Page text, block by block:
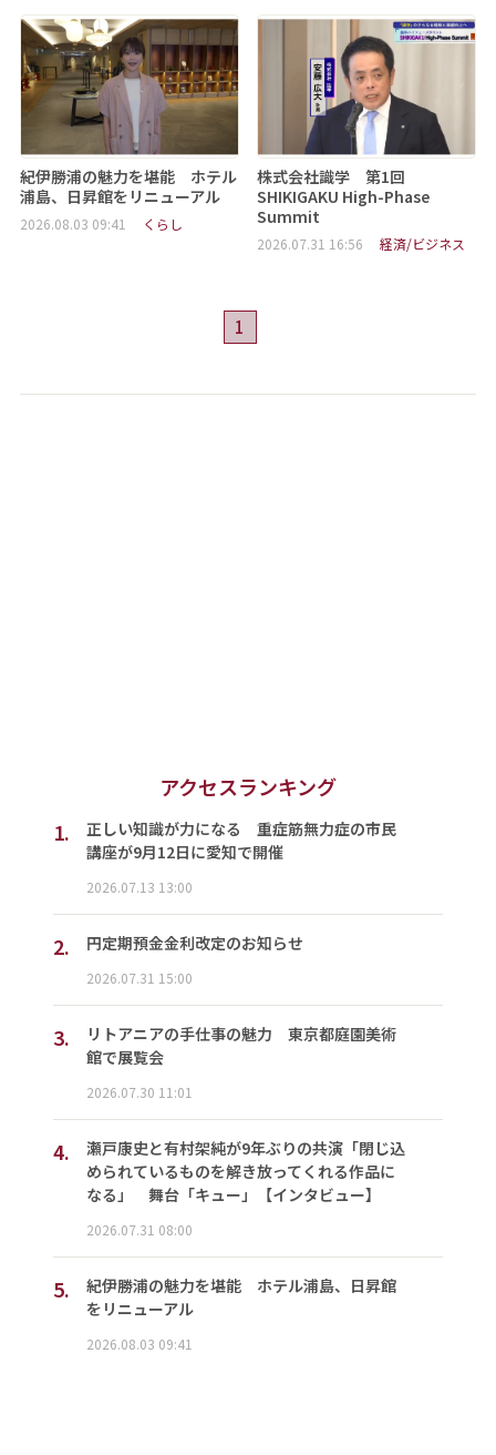
紀伊勝浦の魅力を堪能 ホテル
浦島、日昇館をリニューアル
2026.08.03 09:41 くらし
株式会社識学 第1回
SHIKIGAKU High-Phase
Summit
2026.07.31 16:56 経済/ビジネス
1
アクセスランキング
1.
正しい知識が力になる 重症筋無力症の市民
講座が9月12日に愛知で開催
2026.07.13 13:00
2. 円定期預金金利改定のお知らせ
2026.07.31 15:00
3.
リトアニアの手仕事の魅力 東京都庭園美術
館で展覧会
2026.07.30 11:01
4.
瀬戸康史と有村架純が9年ぶりの共演「閉じ込
められているものを解き放ってくれる作品に
なる」 舞台「キュー」【インタビュー】
2026.07.31 08:00
5.
紀伊勝浦の魅力を堪能 ホテル浦島、日昇館
をリニューアル
2026.08.03 09:41